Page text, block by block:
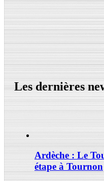
Les dernières
Ardèche : Le
étape à Tournon